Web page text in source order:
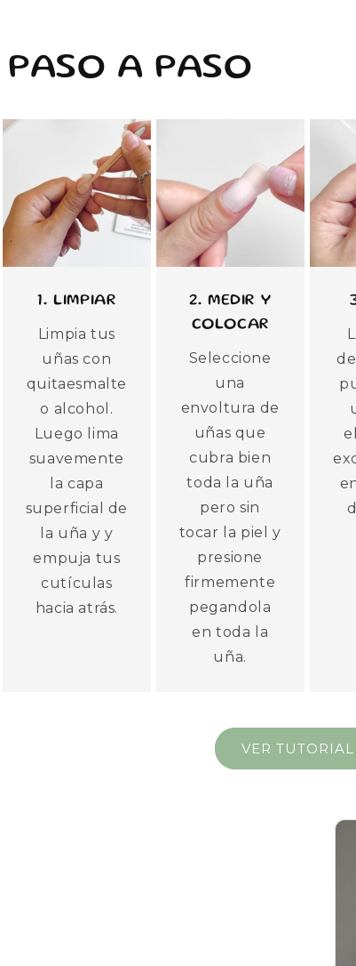
PASO A PASO
1. LIMPIAR
Limpia tus
uñas con
quitaesmalte
o alcohol.
Luego lima
suavemente
la capa
superficial de
la uña y y
empuja tus
cutículas
hacia atrás.
2. MEDIR Y
COLOCAR
Seleccione
una
envoltura de
uñas que
cubra bien
toda la uña
pero sin
tocar la piel y
presione
firmemente
pegandola
en toda la
uña.
VER